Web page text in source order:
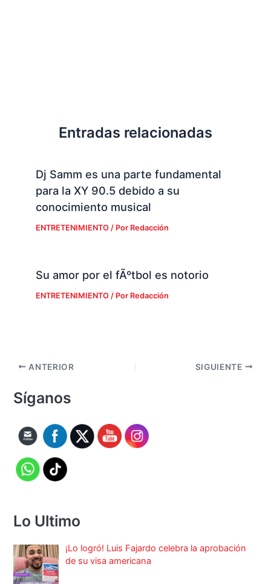
Entradas relacionadas
Dj Samm es una parte fundamental
para la XY 90.5 debido a su
conocimiento musical
ENTRETENIMIENTO/ Por Redacción
Su amor por el fÃºtbol es notorio
ENTRETENIMIENTO/ Por Redacción
ANTERIOR SIGUIENTE
Síganos
Lo Ultimo
¡Lo logró! Luis Fajardo celebra la aprobación
de su visa americana